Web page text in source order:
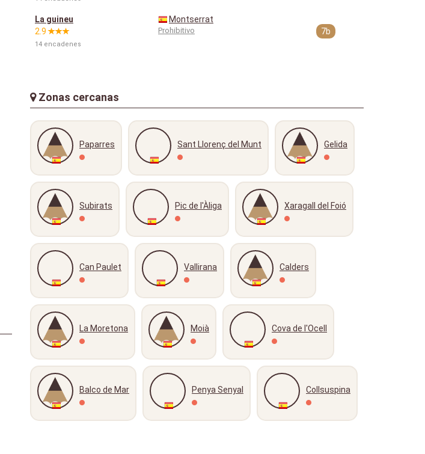
La guineu
2.9
14 encadenes
Montserrat
Prohibitivo 7b
Zonas cercanas
Paparres Sant Llorenç del Munt Gelida
Subirats Pic de l'Àliga Xaragall del Foió
Can Paulet Vallirana Calders
La Moretona Moià Cova de l'Ocell
Balco de Mar Penya Senyal Collsuspina